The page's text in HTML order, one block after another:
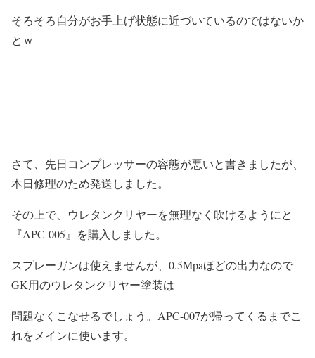
そろそろ自分がお手上げ状態に近づいているのではないか
とｗ
さて、先日コンプレッサーの容態が悪いと書きましたが、
本日修理のため発送しました。
その上で、ウレタンクリヤーを無理なく吹けるようにと
『APC-005』を購入しました。
スプレーガンは使えませんが、0.5Mpaほどの出力なので
GK用のウレタンクリヤー塗装は
問題なくこなせるでしょう。APC-007が帰ってくるまでこ
れをメインに使います。